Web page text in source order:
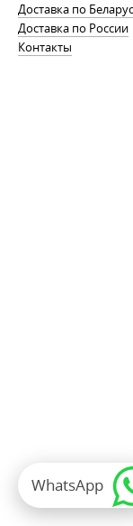
Доставка по
Доставка по России
Контакты
WhatsApp